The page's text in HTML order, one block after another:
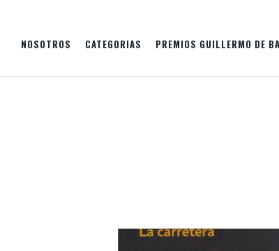
NOSOTROS CATEGORIAS PREMIOS GUILLERMO DE